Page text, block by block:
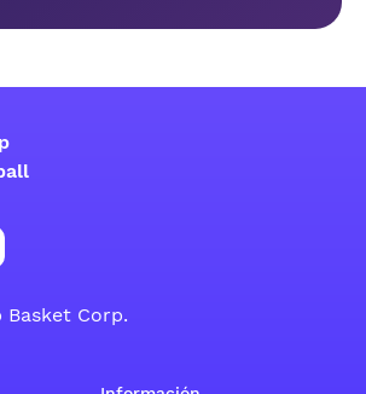
social de la cuenta de Facebook
el grupo social de la cuenta de
para el grupo social de la cuenta
Basket Corp.